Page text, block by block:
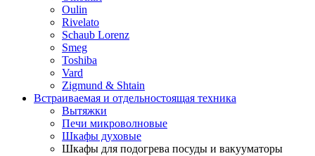
Oulin
Rivelato
Schaub Lorenz
Smeg
Toshiba
Vard
Zigmund & Shtain
Встраиваемая и отдельностоящая техника
Вытяжки
Печи микроволновые
Шкафы духовые
Шкафы для подогрева посуды и вакууматоры